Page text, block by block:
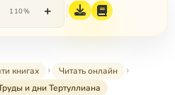
110% +
книгах
Читать онлайн
и дни Тертуллиана